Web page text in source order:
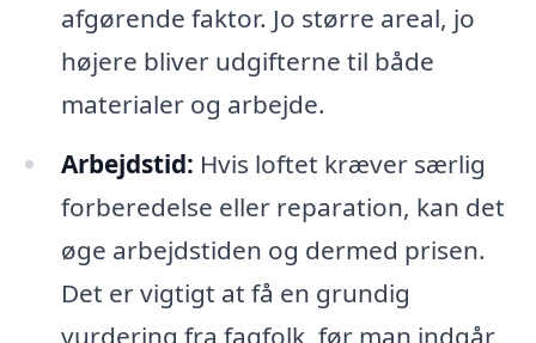
afgørende faktor. Jo større areal, jo
højere bliver udgifterne til både
materialer og arbejde.
Arbejdstid: Hvis loftet kræver særlig
forberedelse eller reparation, kan det
øge arbejdstiden og dermed prisen.
Det er vigtigt at få en grundig
vurdering fra fagfolk, før man indgår